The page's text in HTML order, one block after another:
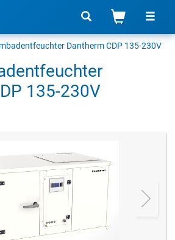
Dantherm CDP 135-230V
135-230V